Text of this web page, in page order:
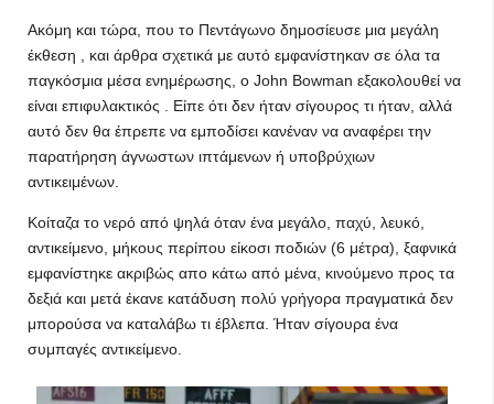
Ακόμη και τώρα, που το Πεντάγωνο δημοσίευσε μια μεγάλη
έκθεση , και άρθρα σχετικά με αυτό εμφανίστηκαν σε όλα τα
παγκόσμια μέσα ενημέρωσης, ο John Bowman εξακολουθεί να
είναι επιφυλακτικός . Είπε ότι δεν ήταν σίγουρος τι ήταν, αλλά
αυτό δεν θα έπρεπε να εμποδίσει κανέναν να αναφέρει την
παρατήρηση άγνωστων ιπτάμενων ή υποβρύχιων
αντικειμένων.
Κοίταζα το νερό από ψηλά όταν ένα μεγάλο, παχύ, λευκό,
αντικείμενο, μήκους περίπου είκοσι ποδιών (6 μέτρα), ξαφνικά
εμφανίστηκε ακριβώς απο κάτω από μένα, κινούμενο προς τα
δεξιά και μετά έκανε κατάδυση πολύ γρήγορα πραγματικά δεν
μπορούσα να καταλάβω τι έβλεπα. Ήταν σίγουρα ένα
συμπαγές αντικείμενο.